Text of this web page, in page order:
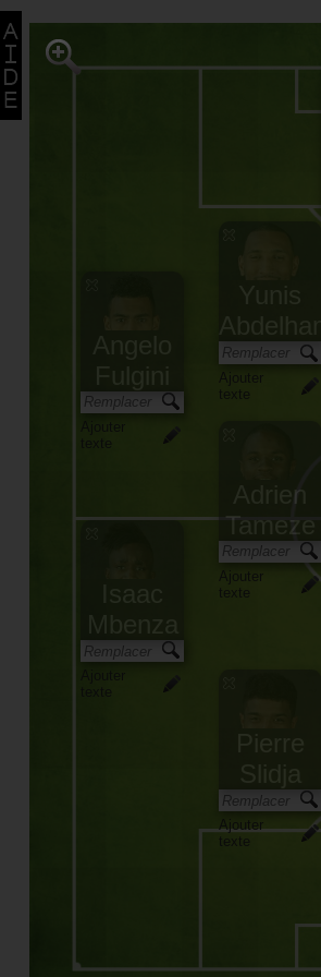
Ajouter
texte
Adrien
Tameze
Ajouter
texte
Ajouter
texte